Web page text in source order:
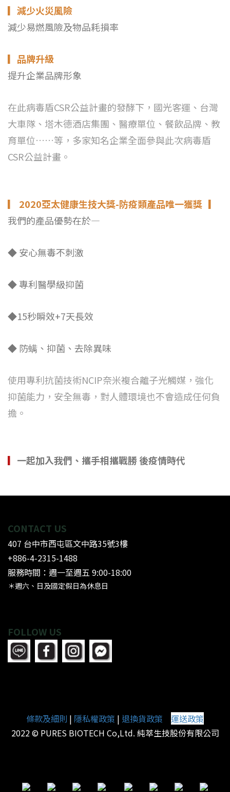
▎ 減少火災風險
減少易燃風險及物品耗損率
▎ 品牌升級
提升企業品牌形象
在此病毒盾CSR公益計畫的發酵下，國光客運、台灣
大車隊、塔木德酒店集團、醫療單位、餐飲品牌、教
育單位……等，多家知名企業全面參與此次病毒盾
CSR公益計畫。
▎ 2020亞太健康生技大獎-防疫類產品唯一獲獎 ▎
我們的產品優勢在於—
◆安心無毒不刺激
◆專利醫學級抑菌
◆15秒瞬效+7天長效
◆ 防螨、抑菌、 去除異味
使用專利抗菌技術NCIP奈米複合離子光觸媒，強化
抑菌能力，安全無毒，對人體環境也不會造成任何負
擔。
▎ 一起加入我們、攜手相攜戰勝 後疫情時代
CONTACT US
407 台中市西屯區文中路35號3樓
+886-4-2315-1488
服務時間：週一至週五 9:00-18:00
＊週六、日及國定假日為休息日
FOLLOW US
條款及細則 | 隱私權政策 | 退換貨政策
運送政策
2022 © PURES BIOTECH Co,Ltd. 純萃生技股份有限公司